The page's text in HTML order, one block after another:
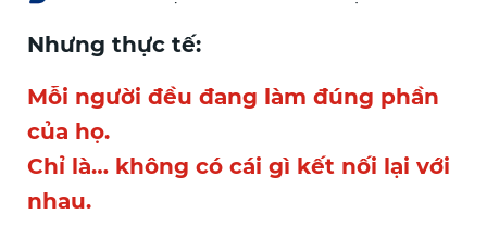
Nhưng thực tế:
Mỗi người đều đang làm đúng phần
của họ.
Chỉ là… không có cái gì kết nối lại với
nhau.